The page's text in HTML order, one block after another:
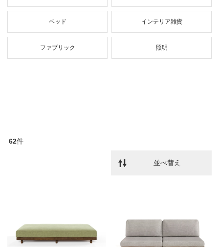
ベッド インテリア雑貨
ファブリック 照明
62件
並べ替え